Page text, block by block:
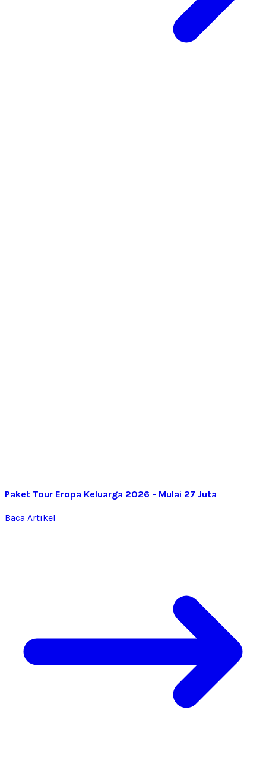
Paket Tour Eropa Keluarga 2026 - Mulai 27 Juta
Baca Artikel